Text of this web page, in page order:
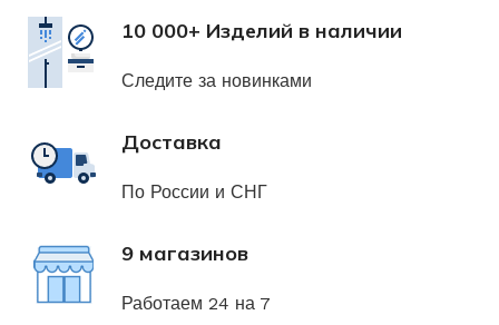
10 000+ Изделий в наличии
Следите за новинками
Доставка
По России и СНГ
9 магазинов
Работаем 24 на 7